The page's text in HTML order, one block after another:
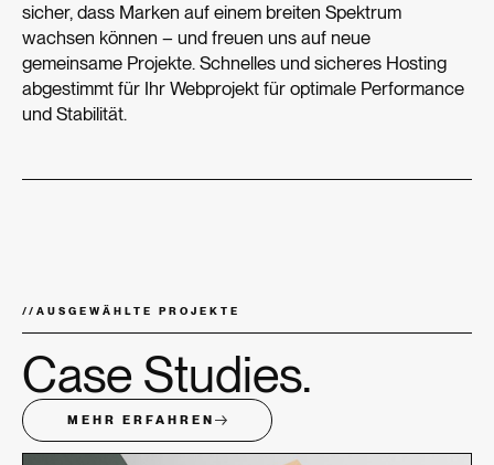
sicher, dass Marken auf einem breiten Spektrum
wachsen können – und freuen uns auf neue
gemeinsame Projekte. Schnelles und sicheres Hosting
abgestimmt für Ihr Webprojekt für optimale Performance
und Stabilität.
// AUSGEWÄHLTE PROJEKTE
Case Studies.
MEHR ERFAHREN